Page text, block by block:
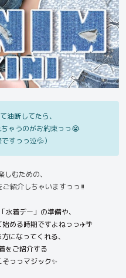
油断してたら、
ゃうのがお約束っっ😭
すっっ泣💦）
むための、
紹介しちゃいますっっ!!!
着デー」の準備や、
始める時期ですよねっっ✈️🌴
になってくれる、
をご紹介する
っっマジック✨